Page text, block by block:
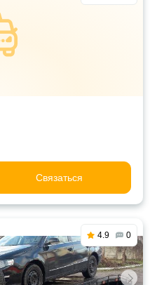
Связаться
4.9 0